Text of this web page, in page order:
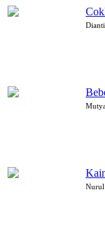
Nurul